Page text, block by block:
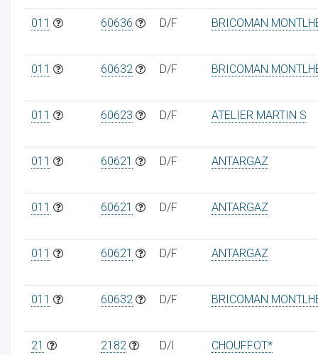
011 60636 D/F BRICOMAN
011 60632 D/F BRICOMAN
011 60623 D/F ATELIER MARTIN S
011 60621 D/F ANTARGAZ
011 60621 D/F ANTARGAZ
011 60621 D/F ANTARGAZ
011 60632 D/F BRICOMAN
21 2182 D/I CHOUFFOT*